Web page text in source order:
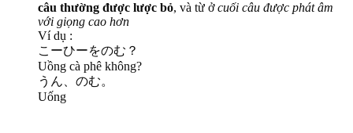
câu thường được lược bỏ, và từ ởcuối câu được phát âm
với giọng cao hơn
Ví dụ :
こーひーをのむ？
Uồng cà phê không?
うん、のむ。
Uống